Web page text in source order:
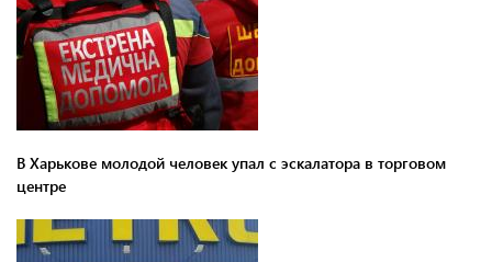
В Харькове молодой человек упал с эскалатора в торговом
центре